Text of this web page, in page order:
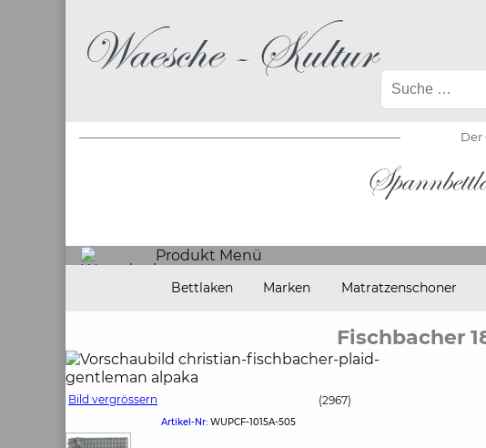
Der
Produkt Menü
Bettlaken Marken Matratzenschoner
Fischbacher
Bild vergrössern (2967)
Artikel-Nr: WUPCF-1015A-505